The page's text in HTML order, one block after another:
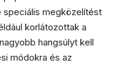
speciális megközelítést
korlátozottak a
hangsúlyt kell
módokra és az